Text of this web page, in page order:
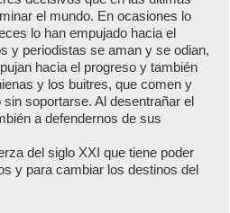
el mundo. En ocasiones lo
lo han empujado hacia el
y periodistas se aman y se odian,
hacia el progreso y también
y los buitres, que comen y
soportarse. Al desentrañar el
a defendernos de sus
del siglo XXI que tiene poder
y para cambiar los destinos del